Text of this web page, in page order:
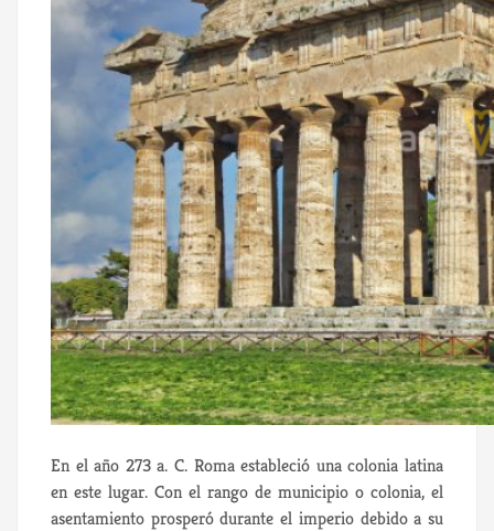
En el año 273 a. C. Roma estableció una colonia latina
en este lugar. Con el rango de municipio o colonia, el
asentamiento prosperó durante el imperio debido a su